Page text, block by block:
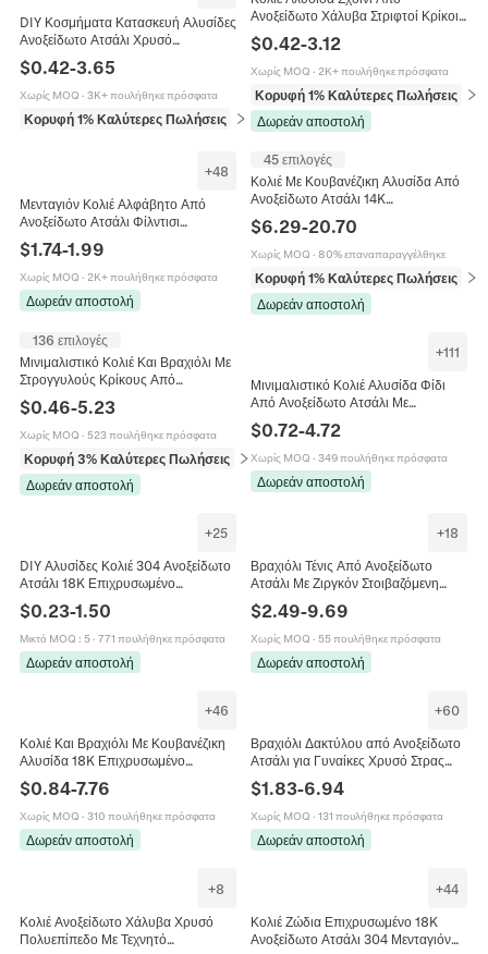
DIY Κοσμήματα Κατασκευή Αλυσίδες
Ανοξείδωτο Ατσάλι Χρυσό
Αστέρι Figaro Αξεσουάρ
$0.42-3.65
Χωρίς MOQ · 3K+ πουλήθηκε πρόσφατα
Κορυφή 1% Καλύτερες Πωλήσεις σε Αλυσίδες
Ανοξείδωτο Χάλυβα Στριφτοί Κρίκοι
Hip Hop Μοντέρνα Κοσμήματα
Αξεσουάρ Άνδρες Γυναίκες
Κούμπωμα
$0.42-3.12
Χωρίς MOQ · 2K+ πουλήθηκε πρόσφατα
Κορυφή 1% Καλύτερες Πωλήσεις
σε
Δωρεάν αποστολή
+48
Μενταγιόν Κολιέ Αλφάβητο Από
Ανοξείδωτο Ατσάλι Φίλντισι
Ορθογώνιο Αλυσίδα Φίδι 18K
Επιχρυσωμένο Κόσμημα Γυναίκες
$1.74-1.99
Χωρίς MOQ · 2K+ πουλήθηκε πρόσφατα
Δωρεάν αποστολή
45 επιλογές
Κολιέ Με Κουβανέζικη Αλυσίδα Από
Ανοξείδωτο Ατσάλι 14K
Ανδρικά Με Κούμπωμα Ζιργκόν
$6.29-20.70
Χωρίς MOQ · 80% επαναπαραγγέλθηκε
Κορυφή 1% Καλύτερες Πωλήσεις
σε
Δωρεάν αποστολή
136 επιλογές
Μινιμαλιστικό Κολιέ Και Βραχιόλι Με
Στρογγυλούς Κρίκους Από
Κόσμημα Γυαλιστερή Αλυσίδα
$0.46-5.23
Χωρίς MOQ · 523 πουλήθηκε πρόσφατα
Κορυφή 3% Καλύτερες Πωλήσεις
σε Αλυσίδες
Δωρεάν αποστολή
+111
Μινιμαλιστικό Κολιέ Αλυσίδα Φίδι
Από Ανοξείδωτο Ατσάλι Με
Επιχρύσωση Κενού 18K Απλή
Αλυσίδα Για Άνδρες Και Γυναίκες
$0.72-4.72
Χωρίς MOQ · 349 πουλήθηκε πρόσφατα
Δωρεάν αποστολή
+25
DIY Αλυσίδες Κολιέ 304 Ανοξείδωτο
Ατσάλι 18K Επιχρυσωμένο
Επιμετάλλωση Κενού Figaro Φίδι
Box Στυλ
$0.23-1.50
Μικτό MOQ : 5· 771 πουλήθηκε πρόσφατα
Δωρεάν αποστολή
+18
Βραχιόλι Τένις Από Ανοξείδωτο
Ατσάλι Με Ζιργκόν Στοιβαζόμενη
Αλυσίδα Κοσμήματα Γυναικεία
Αδιάβροχο Υποαλλεργικό
Πολυτελείας
$2.49-9.69
Χωρίς MOQ · 55 πουλήθηκε πρόσφατα
Δωρεάν αποστολή
+46
Κολιέ Και Βραχιόλι Με Κουβανέζικη
Αλυσίδα 18K Επιχρυσωμένο
Ανοξείδωτο Ατσάλι Κούμπωμα
Κάβουρας Κοσμήματα Μόδας
$0.84-7.76
Χωρίς MOQ · 310 πουλήθηκε πρόσφατα
Δωρεάν αποστολή
+60
Βραχιόλι Δακτύλου από Ανοξείδωτο
Ατσάλι για Γυναίκες Χρυσό Στρας
Τεχνητό Μαργαριτάρι Αλυσίδα
Χεριού Κόσμημα Δώρο
$1.83-6.94
Χωρίς MOQ · 131 πουλήθηκε πρόσφατα
Δωρεάν αποστολή
+8
Κολιέ Ανοξείδωτο Χάλυβα Χρυσό
Πολυεπίπεδο Με Τεχνητό
+44
Κολιέ Ζώδια Επιχρυσωμένο 18K
Ανοξείδωτο Ατσάλι 304 Μενταγιόν